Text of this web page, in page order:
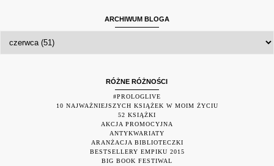
ARCHIWUM BLOGA
RÓŻNE RÓŻNOŚCI
#PROLOGLIVE
10 NAJWAŻNIEJSZYCH KSIĄŻEK W MOIM ŻYCIU
52 KSIĄŻKI
AKCJA PROMOCYJNA
ANTYKWARIATY
ARANŻACJA BIBLIOTECZKI
BESTSELLERY EMPIKU 2015
BIG BOOK FESTIWAL